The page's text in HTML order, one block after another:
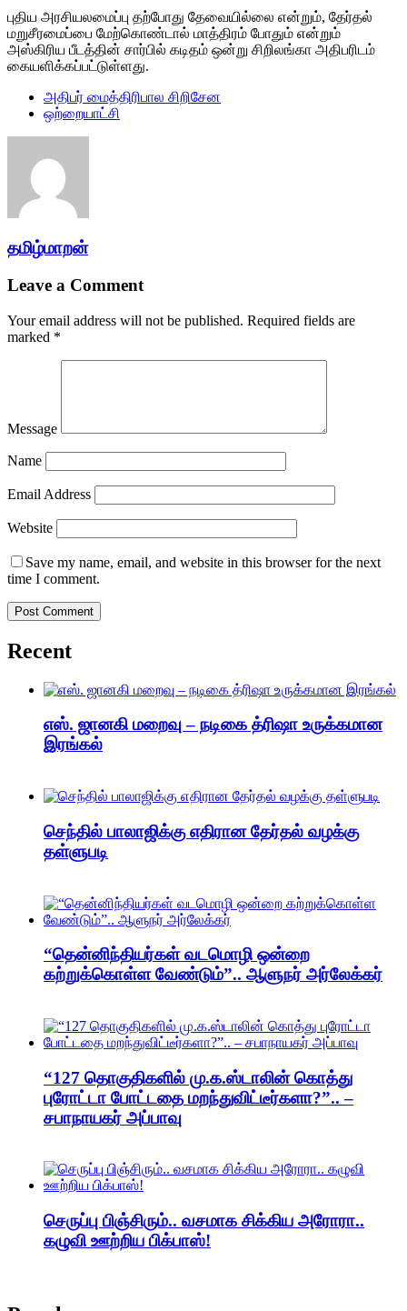
புதிய அரசியலமைப்பு தற்போது தேவையில்லை என்றும், தேர்தல்
மறுசீரமைப்பை மேற்கொண்டால் மாத்திரம் போதும் என்றும்
அஸ்கிரிய பீடத்தின் சார்பில் கடிதம் ஒன்று சிறிலங்கா அதிபரிடம்
கையளிக்கப்பட்டுள்ளது.
அதிபர் மைத்திரிபால சிறிசேன
ஒற்றையாட்சி
தமிழ்மாறன்
Leave a Comment
Your email address will not be published. Required fields are
marked *
Message
Name
Email Address
Website
Save my name, email, and website in this browser for the next
time I comment.
Recent
எஸ். ஜானகி மறைவு – நடிகை த்ரிஷா உருக்கமான
இரங்கல்
செந்தில் பாலாஜிக்கு எதிரான தேர்தல் வழக்கு
தள்ளுபடி
“தென்னிந்தியர்கள் வடமொழி ஒன்றை
கற்றுக்கொள்ள வேண்டும்”.. ஆளுநர் அர்லேக்கர்
“127 தொகுதிகளில் மு.க.ஸ்டாலின் கொத்து
புரோட்டா போட்டதை மறந்துவிட்டீர்களா?”.. –
சபாநாயகர் அப்பாவு
செருப்பு பிஞ்சிரும்.. வசமாக சிக்கிய அரோரா..
கழுவி ஊற்றிய பிக்பாஸ்!